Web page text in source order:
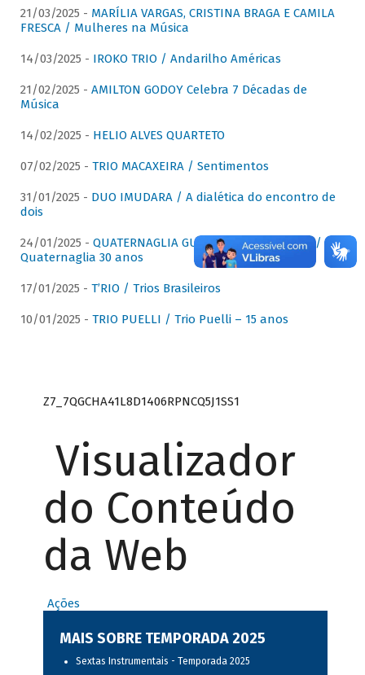
21/03/2025 - MARÍLIA VARGAS, CRISTINA BRAGA E CAMILA
FRESCA / Mulheres na Música
14/03/2025 - IROKO TRIO / Andarilho Américas
21/02/2025 - AMILTON GODOY Celebra 7 Décadas de
Música
14/02/2025 - HELIO ALVES QUARTETO
07/02/2025 - TRIO MACAXEIRA / Sentimentos
31/01/2025 - DUO IMUDARA / A dialética do encontro de
dois
24/01/2025 - QUATERNAGLIA GUITAR QUARTET (QGQ) /
Quaternaglia 30 anos
17/01/2025 - T’RIO / Trios Brasileiros
10/01/2025 - TRIO PUELLI / Trio Puelli – 15 anos
Z7_7QGCHA41L8D1406RPNCQ5J1SS1
Visualizador
do Conteúdo
da Web
Ações
MAIS SOBRE TEMPORADA 2025
Sextas Instrumentais - Temporada 2025